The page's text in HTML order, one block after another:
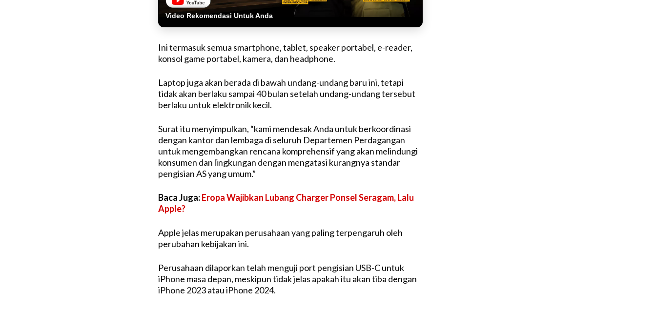
Video Rekomendasi Untuk Anda
Ini termasuk semua smartphone, tablet, speaker portabel, e-reader,
konsol game portabel, kamera, dan headphone.
Laptop juga akan berada di bawah undang-undang baru ini, tetapi
tidak akan berlaku sampai 40 bulan setelah undang-undang tersebut
berlaku untuk elektronik kecil.
Surat itu menyimpulkan, “kami mendesak Anda untuk berkoordinasi
dengan kantor dan lembaga di seluruh Departemen Perdagangan
untuk mengembangkan rencana komprehensif yang akan melindungi
konsumen dan lingkungan dengan mengatasi kurangnya standar
pengisian AS yang umum.”
Baca Juga:Eropa Wajibkan Lubang Charger Ponsel Seragam, Lalu
Apple?
Apple jelas merupakan perusahaan yang paling terpengaruh oleh
perubahan kebijakan ini.
Perusahaan dilaporkan telah menguji port pengisian USB-C untuk
iPhone masa depan, meskipun tidak jelas apakah itu akan tiba dengan
iPhone 2023 atau iPhone 2024.